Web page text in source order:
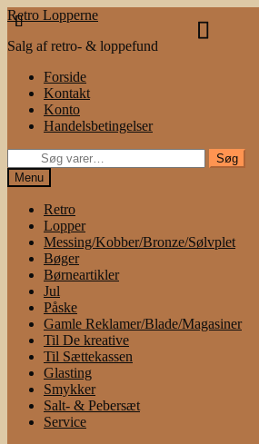
Spring
til
navigation
Spring
til
indhold
Retro Lopperne
Salg af retro- & loppefund
Forside
Kontakt
Konto
Handelsbetingelser
efter:
Søg
Menu
Retro
Lopper
Messing/Kobber/Bronze/Sølvplet
Bøger
Børneartikler
Jul
Påske
Gamle Reklamer/Blade/Magasiner
Til De kreative
Til Sættekassen
Glasting
Smykker
Salt- & Pebersæt
Service